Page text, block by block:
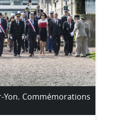
Yon. Commémorations